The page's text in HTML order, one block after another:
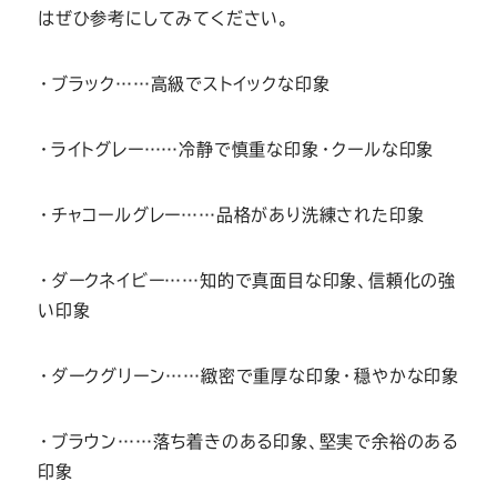
はぜひ参考にしてみてください。
・ブラック……高級でストイックな印象
・ライトグレー……冷静で慎重な印象・クールな印象
・チャコールグレー……品格があり洗練された印象
・ダークネイビー……知的で真面目な印象、信頼化の強
い印象
・ダークグリーン……緻密で重厚な印象・穏やかな印象
・ブラウン……落ち着きのある印象、堅実で余裕のある
印象